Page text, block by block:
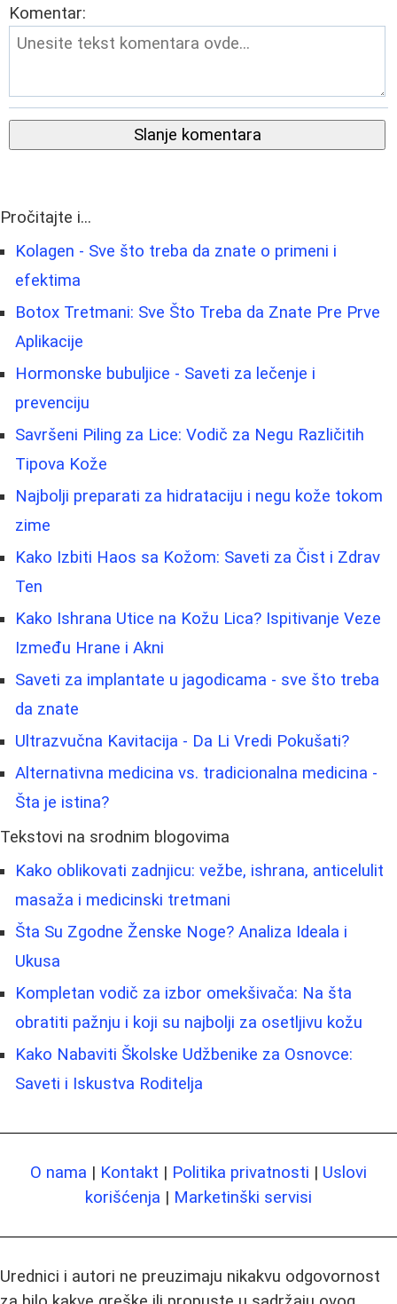
Komentar:
Slanje komentara
Pročitajte i...
Kolagen - Sve što treba da znate o primeni i
efektima
Botox Tretmani: Sve Što Treba da Znate Pre Prve
Aplikacije
Hormonske bubuljice - Saveti za lečenje i
prevenciju
Savršeni Piling za Lice: Vodič za Negu Različitih
Tipova Kože
Najbolji preparati za hidrataciju i negu kože tokom
zime
Kako Izbiti Haos sa Kožom: Saveti za Čist i Zdrav
Ten
Kako Ishrana Utice na Kožu Lica? Ispitivanje Veze
Između Hrane i Akni
Saveti za implantate u jagodicama - sve što treba
da znate
Ultrazvučna Kavitacija - Da Li Vredi Pokušati?
Alternativna medicina vs. tradicionalna medicina -
Šta je istina?
Tekstovi na srodnim blogovima
Kako oblikovati zadnjicu: vežbe, ishrana, anticelulit
masaža i medicinski tretmani
Šta Su Zgodne Ženske Noge? Analiza Ideala i
Ukusa
Kompletan vodič za izbor omekšivača: Na šta
obratiti pažnju i koji su najbolji za osetljivu kožu
Kako Nabaviti Školske Udžbenike za Osnovce:
Saveti i Iskustva Roditelja
O nama | Kontakt | Politika privatnosti | Uslovi
korišćenja | Marketinški servisi
Urednici i autori ne preuzimaju nikakvu odgovornost